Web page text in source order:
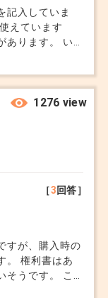
記入していま
あります。 い
良いのか、トラ
か迷っていま
うか。使用可
も問題ないです
［3回答］
1276 view
すが、購入時の
。 権利書はあ
そうです。 こ